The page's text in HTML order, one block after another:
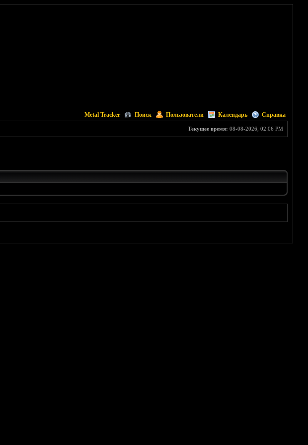
Metal Tracker Поиск Пользователи Календарь Справка
Текущее время: 08-08-2026, 02:06 PM